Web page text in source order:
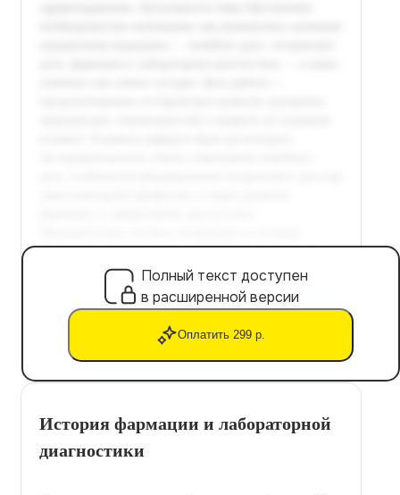
Полный текст доступен
в расширенной версии
Оплатить 299 р.
История фармации и лабораторной
диагностики